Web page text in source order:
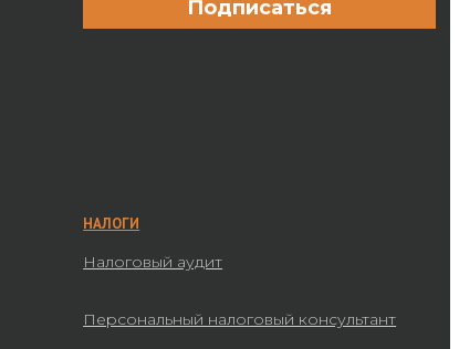
НАЛОГИ
Налоговый аудит
Персональный налоговый консультант